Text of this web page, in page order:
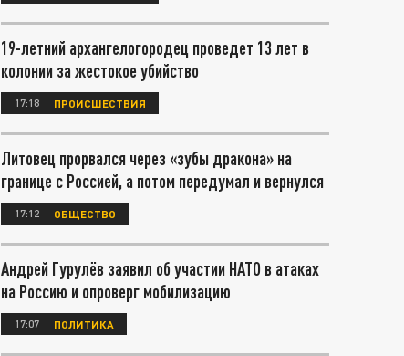
19-летний архангелогородец проведет 13 лет в
колонии за жестокое убийство
17:18 ПРОИСШЕСТВИЯ
Литовец прорвался через «зубы дракона» на
границе с Россией, а потом передумал и вернулся
17:12 ОБЩЕСТВО
Андрей Гурулёв заявил об участии НАТО в атаках
на Россию и опроверг мобилизацию
17:07 ПОЛИТИКА